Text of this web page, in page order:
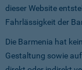
dieser Website
Fahrlässigkeit der
Die Barmenia hat
Gestaltung sowie